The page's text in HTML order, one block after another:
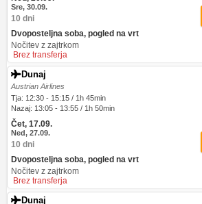
Sre, 30.09.
10 dni
Dvoposteljna soba, pogled na vrt
Nočitev z zajtrkom
Brez transferja
Dunaj
Austrian Airlines
Tja: 12:30 - 15:15 / 1h 45min
Nazaj: 13:05 - 13:55 / 1h 50min
Čet, 17.09.
Ned, 27.09.
10 dni
Dvoposteljna soba, pogled na vrt
Nočitev z zajtrkom
Brez transferja
Dunaj